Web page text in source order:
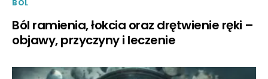
BOL
Ból ramienia, łokcia oraz drętwienie ręki –
objawy, przyczyny i leczenie